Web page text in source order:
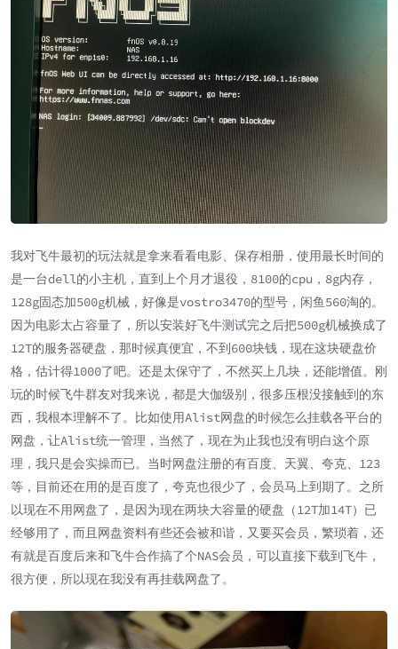
我对飞牛最初的玩法就是拿来看看电影、保存相册，使用最长时间的
是一台dell的小主机，直到上个月才退役，8100的cpu，8g内存，
128g固态加500g机械，好像是vostro3470的型号，闲鱼560淘的。
因为电影太占容量了，所以安装好飞牛测试完之后把500g机械换成了
12T的服务器硬盘，那时候真便宜，不到600块钱，现在这块硬盘价
格，估计得1000了吧。还是太保守了，不然买上几块，还能增值。刚
玩的时候飞牛群友对我来说，都是大伽级别，很多压根没接触到的东
西，我根本理解不了。比如使用Alist网盘的时候怎么挂载各平台的
网盘，让Alist统一管理，当然了，现在为止我也没有明白这个原
理，我只是会实操而已。当时网盘注册的有百度、天翼、夸克、123
等，目前还在用的是百度了，夸克也很少了，会员马上到期了。之所
以现在不用网盘了，是因为现在两块大容量的硬盘（12T加14T）已
经够用了，而且网盘资料有些还会被和谐，又要买会员，繁琐着，还
有就是百度后来和飞牛合作搞了个NAS会员，可以直接下载到飞牛，
很方便，所以现在我没有再挂载网盘了。